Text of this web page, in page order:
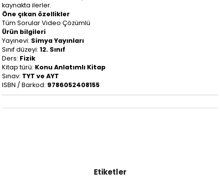
kaynakta ilerler.
Öne çıkan özellikler
Tüm Sorular Video Çözümlü
Ürün bilgileri
Yayınevi: Simya Yayınları
Sınıf düzeyi:12. Sınıf
Ders: Fizik
Kitap türü: Konu Anlatımlı Kitap
Sınav: TYT ve AYT
ISBN / Barkod: 9786052408155
Etiketler